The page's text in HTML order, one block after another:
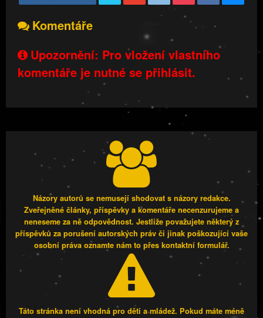
Komentáře
Upozornění: Pro vložení vlastního
komentáře je nutné se přihlásit.
Názory autorů se nemusejí shodovat s názory redakce.
Zveřejněné články, příspěvky a komentáře necenzurujeme a
neneseme za ně odpovědnost. Jestliže považujete některý z
příspěvků za porušení autorských práv či jinak poškozující vaše
osobní práva oznamte nám to přes kontaktní formulář.
Táto stránka není vhodná pro děti a mládež. Pokud máte méně